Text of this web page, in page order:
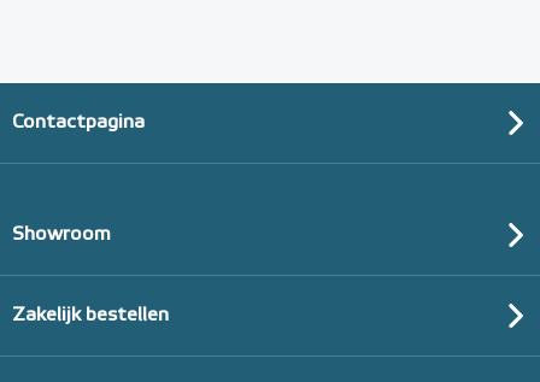
Contactpagina
Showroom
Zakelijk bestellen